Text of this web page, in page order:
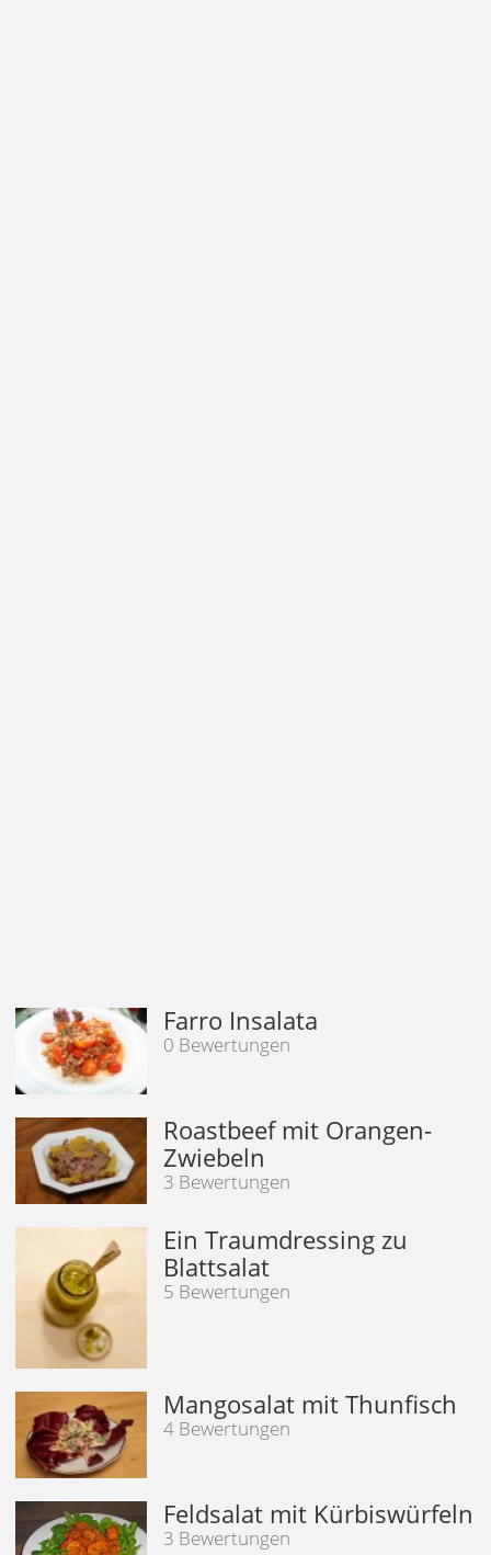
Farro Insalata
0 Bewertungen
Roastbeef mit Orangen-
Zwiebeln
3 Bewertungen
Ein Traumdressing zu
Blattsalat
5 Bewertungen
Mangosalat mit Thunfisch
4 Bewertungen
Feldsalat mit Kürbiswürfeln
3 Bewertungen